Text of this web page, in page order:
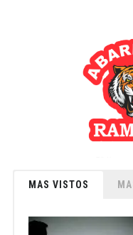
MAS VISTOS